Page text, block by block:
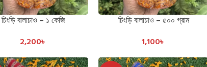
ADD TO CART
চিংড়ি বালাচাও – ১ কেজি
2,200৳
ADD TO CART
চিংড়ি বালাচাও – ৫০০ গ্রাম
1,100৳